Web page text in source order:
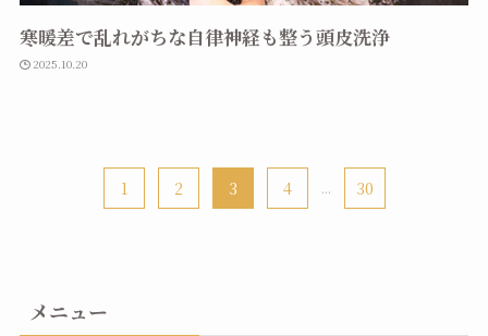
寒暖差で乱れがちな自律神経も整う頭皮洗浄
2025.10.20
1 2 3 4 ... 30
メニュー